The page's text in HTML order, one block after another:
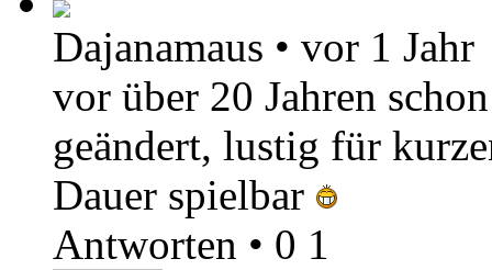
Dajanamaus • vor 1 Jahr
vor über 20 Jahren
geändert, lustig für
Dauer spielbar
Antworten • 0 1